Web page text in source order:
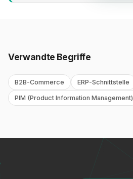
Verwandte Begriffe
B2B-Commerce ERP-Schnittstelle
PIM (Product Information Management)